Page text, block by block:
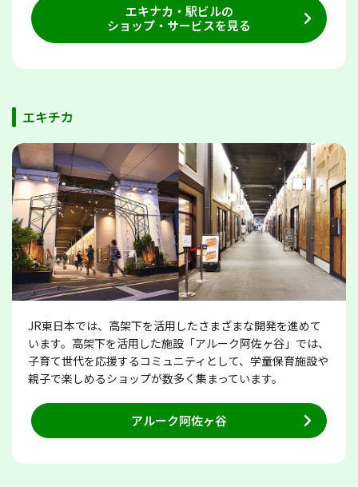
エキナカ・駅ビルの
ショップ・サービスを見る
エキチカ
JR東日本では、高架下を活用したさまざまな開発を進めて
います。高架下を活用した施設「アルーク阿佐ヶ谷」では、
子育て世代を応援するコミュニティとして、学童保育施設や
親子で楽しめるショップが数多く集まっています。
アルーク阿佐ヶ谷